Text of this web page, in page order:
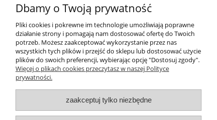
Zielona pracownia ekopracownia, OZE
« 1 2 3 4 5 6 »
Informacje
Meble szkolne
Pomoce dydaktyczne
Dbamy o Twoją prywatność
Pliki cookies i pokrewne im technologie umożliwiają poprawne
działanie strony i pomagają nam dostosować ofertę do Twoich
potrzeb. Możesz zaakceptować wykorzystanie przez nas
wszystkich tych plików i przejść do sklepu lub dostosować użycie
plików do swoich preferencji, wybierając opcję "Dostosuj zgody".
Więcej o plikach cookies przeczytasz w naszej Polityce
prywatności.
zaakceptuj tylko niezbędne